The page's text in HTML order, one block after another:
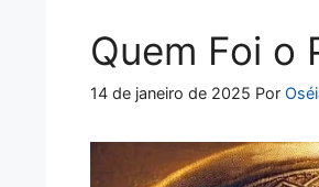
Quem Foi o
14 de janeiro de 2025 Por